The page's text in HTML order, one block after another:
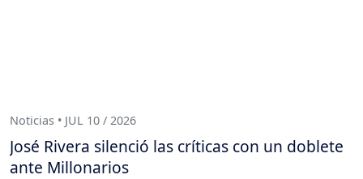
Noticias • JUL 10 / 2026
José Rivera silenció las críticas con un doblete
ante Millonarios